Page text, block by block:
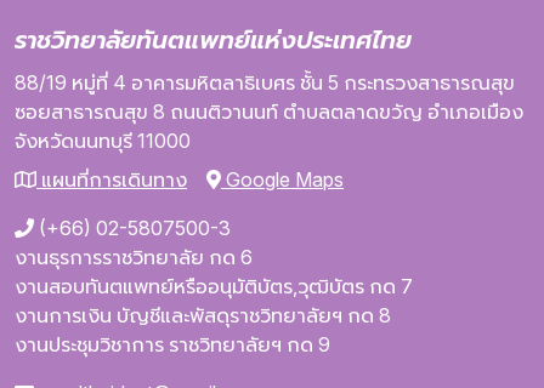
ราชวิทยาลัยทันตแพทย์แห่งประเทศไทย
88/19 หมู่ที่ 4 อาคารมหิตลาธิเบศร ชั้น 5 กระทรวงสาธารณสุข
ซอยสาธารณสุข 8 ถนนติวานนท์ ตำบลตลาดขวัญ อำเภอเมือง
จังหวัดนนทบุรี 11000
แผนที่การเดินทาง
Google Maps
(+66) 02-5807500-3
งานธุรการราชวิทยาลัย กด 6
งานสอบทันตแพทย์หรืออนุมัติบัตร,วุฒิบัตร กด 7
งานการเงิน บัญชีและพัสดุราชวิทยาลัยฯ กด 8
งานประชุมวิชาการ ราชวิทยาลัยฯ กด 9